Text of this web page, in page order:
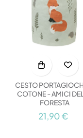
CESTO
COTONE - AMICI
FORESTA
21,90 €